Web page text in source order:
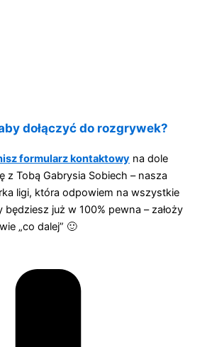
dołączyć do rozgrywek?
formularz kontaktowy na dole
z Tobą Gabrysia Sobiech – nasza
ligi, która odpowiem na wszystkie
już w 100% pewna – założy
„co dalej” 🙂